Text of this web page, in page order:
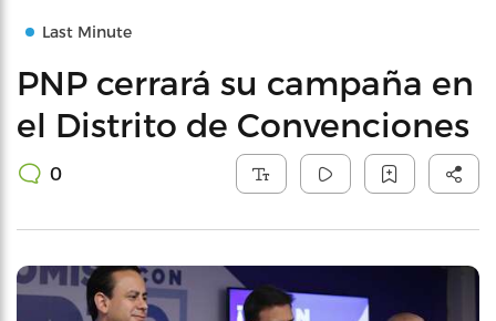
Last Minute
PNP cerrará su campaña en
el Distrito de Convenciones
0